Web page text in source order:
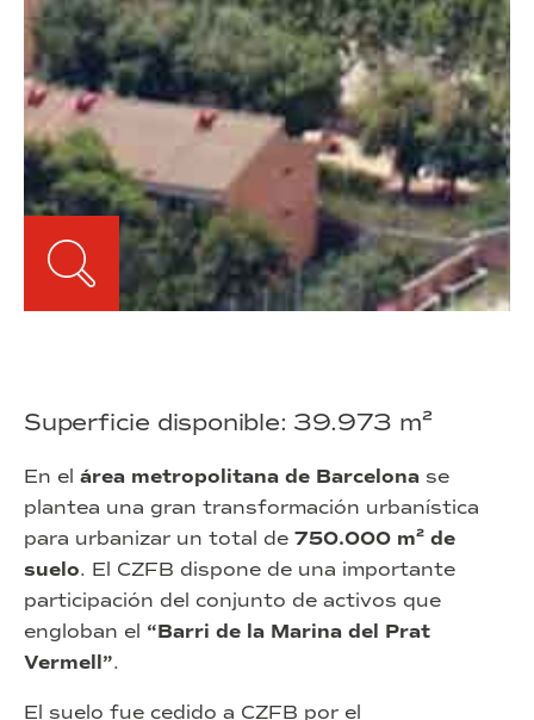
Superficie disponible: 39.973 m²
En el área metropolitana de Barcelona se
plantea una gran transformación urbanística
para urbanizar un total de 750.000 m² de
suelo. El CZFB dispone de una importante
participación del conjunto de activos que
engloban el “Barri de la Marina del Prat
Vermell”.
El suelo fue cedido a CZFB por el